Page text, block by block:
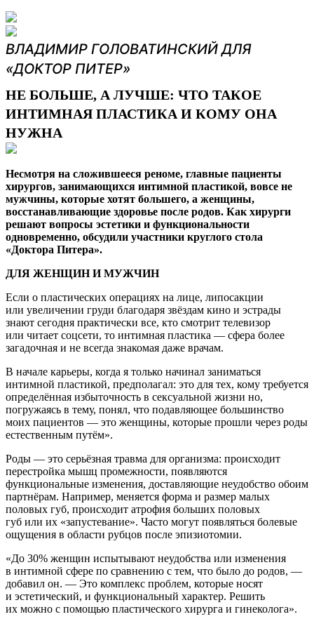
ВЛАДИМИР ГОЛОВАТИНСКИЙДЛЯ
«ДОКТОР ПИТЕР»
НЕ БОЛЬШЕ, А ЛУЧШЕ: ЧТО ТАКОЕ
ИНТИМНАЯ ПЛАСТИКА И КОМУ ОНА
НУЖНА
Несмотря на сложившееся реноме, главные пациенты
хирургов, занимающихся интимной пластикой, вовсе не
мужчины, которые хотят большего, а женщины,
восстанавливающие здоровье после родов. Как хирурги
решают вопросы эстетики и функциональности
одновременно, обсудили участники круглого стола
«Доктора Питера».
ДЛЯ ЖЕНЩИН И МУЖЧИН
Если о пластических операциях на лице, липосакции
или увеличении груди благодаря звёздам кино и эстрады
знают сегодня практически все, кто смотрит телевизор
или читает соцсети, то интимная пластика — сфера более
загадочная и не всегда знакомая даже врачам.
В начале карьеры, когда я только начинал заниматься
интимной пластикой, предполагал: это для тех, кому требуется
определённая избыточность в сексуальной жизни но,
погружаясь в тему, понял, что подавляющее большинство
моих пациентов — это женщины, которые прошли через роды
естественным путём».
Роды — это серьёзная травма для организма: происходит
перестройка мышц промежности, появляются
функциональные изменения, доставляющие неудобство обоим
партнёрам. Например, меняется форма и размер малых
половых губ, происходит атрофия больших половых
губ или их «запустевание». Часто могут появляться болевые
ощущения в области рубцов после эпизиотомии.
«До 30% женщин испытывают неудобства или изменения
в интимной сфере по сравнению с тем, что было до родов, —
добавил он. — Это комплекс проблем, которые носят
и эстетический, и функциональный характер. Решить
их можно с помощью пластического хирурга и гинеколога».